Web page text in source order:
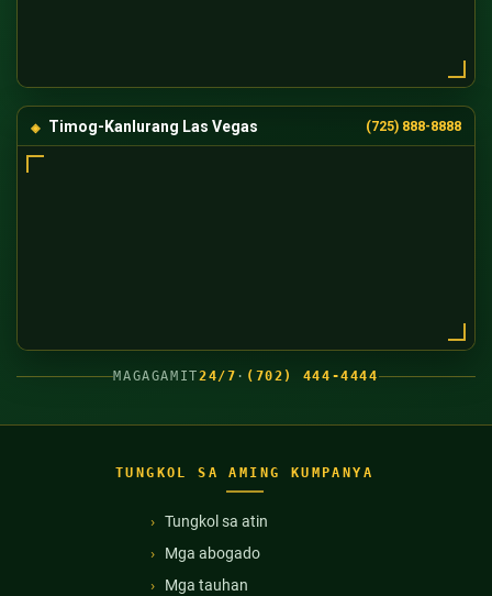
Timog-Kanlurang Las Vegas (725) 888-8888
MAGAGAMIT24/7 · (702) 444-4444
TUNGKOL SA AMING KUMPANYA
Tungkol sa atin
Mga abogado
Mga tauhan